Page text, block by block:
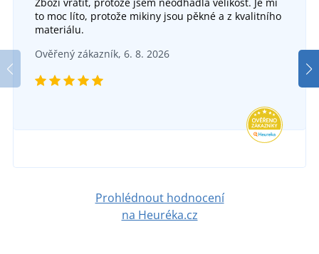
to moc líto, protože mikiny jsou pěkné a z kvalitního
materiálu.
Ověřený zákazník, 6. 8. 2026
Prohlédnout hodnocení
na Heuréka.cz